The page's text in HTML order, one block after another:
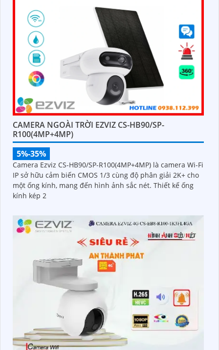
CAMERA NGOÀI TRỜI EZVIZ CS-HB90/SP-
R100(4MP+4MP)
5%-35%
Camera Ezviz CS-HB90/SP-R100(4MP+4MP) là camera Wi-Fi
IP sở hữu cảm biến CMOS 1/3 cùng độ phân giải 2K+ cho
một ống kính, mang đến hình ảnh sắc nét. Thiết kế ống
kính kép 2